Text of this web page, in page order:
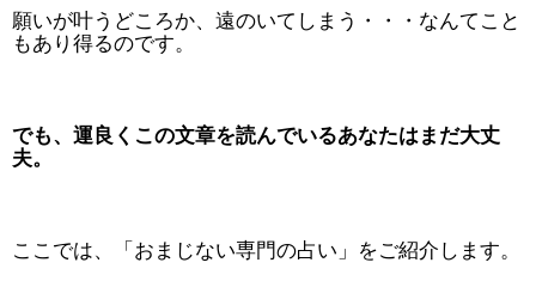
願いが叶うどころか、遠のいてしまう・・・なんてこと
もあり得るのです。
でも、運良くこの文章を読んでいるあなたはまだ大丈
夫。
ここでは、「おまじない専門の占い」をご紹介します。